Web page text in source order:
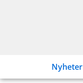
Nyheter